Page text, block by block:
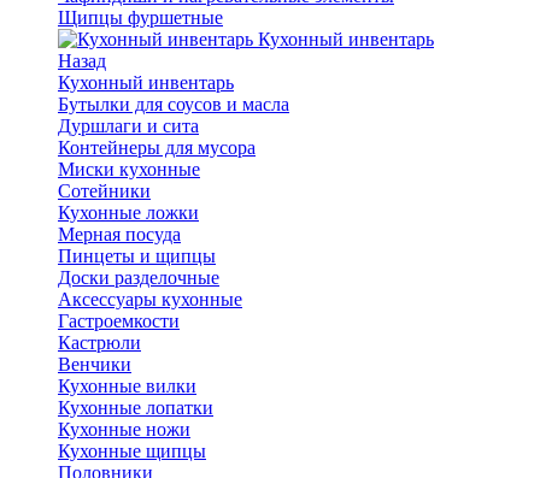
Щипцы фуршетные
Кухонный инвентарь
Назад
Кухонный инвентарь
Бутылки для соусов и масла
Дуршлаги и сита
Контейнеры для мусора
Миски кухонные
Сотейники
Кухонные ложки
Мерная посуда
Пинцеты и щипцы
Доски разделочные
Аксессуары кухонные
Гастроемкости
Кастрюли
Венчики
Кухонные вилки
Кухонные лопатки
Кухонные ножи
Кухонные щипцы
Половники